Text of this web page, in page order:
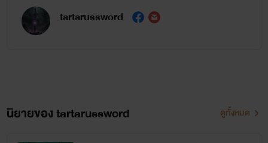
tartarussword
นิยายของ tartarussword ดูทั้งหมด